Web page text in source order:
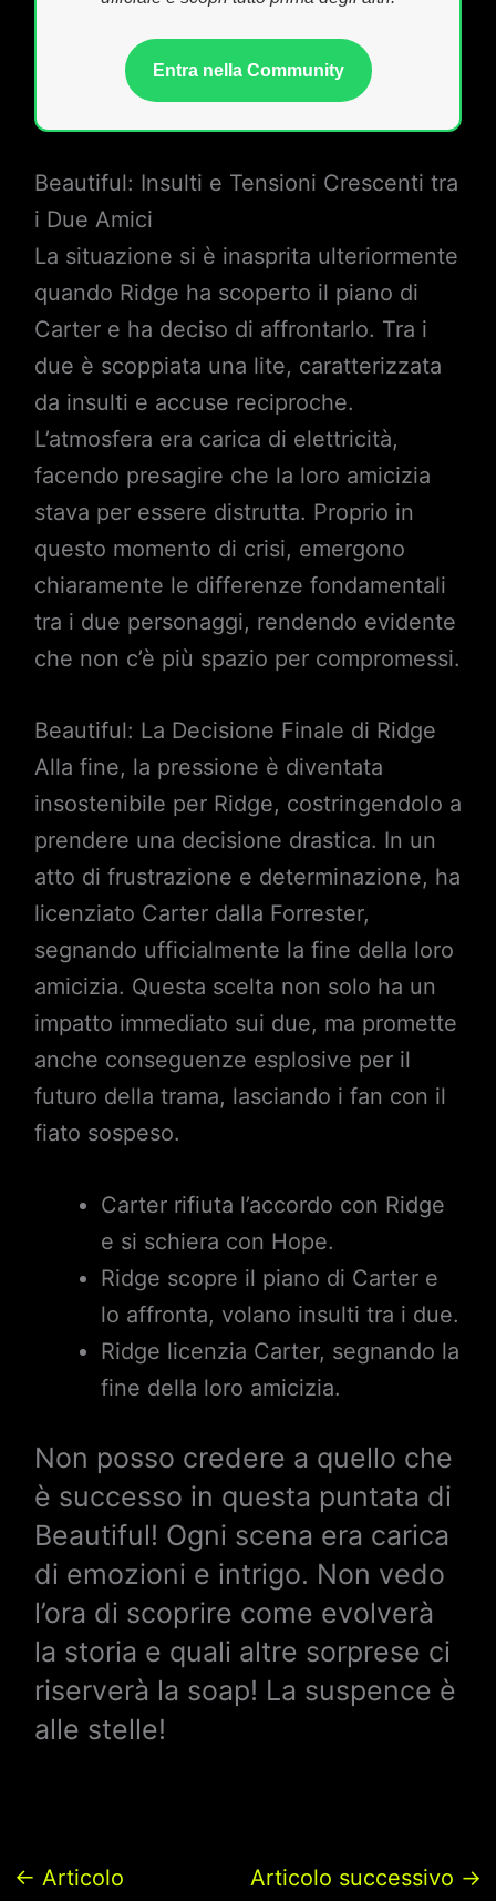
Entra nella Community
Beautiful: Insulti e Tensioni Crescenti tra
i Due Amici
La situazione si è inasprita ulteriormente
quando Ridge ha scoperto il piano di
Carter e ha deciso di affrontarlo. Tra i
due è scoppiata una lite, caratterizzata
da insulti e accuse reciproche.
L’atmosfera era carica di elettricità,
facendo presagire che la loro amicizia
stava per essere distrutta. Proprio in
questo momento di crisi, emergono
chiaramente le differenze fondamentali
tra i due personaggi, rendendo evidente
che non c’è più spazio per compromessi.
Beautiful: La Decisione Finale di Ridge
Alla fine, la pressione è diventata
insostenibile per Ridge, costringendolo a
prendere una decisione drastica. In un
atto di frustrazione e determinazione, ha
licenziato Carter dalla Forrester,
segnando ufficialmente la fine della loro
amicizia. Questa scelta non solo ha un
impatto immediato sui due, ma promette
anche conseguenze esplosive per il
futuro della trama, lasciando i fan con il
fiato sospeso.
Carter rifiuta l’accordo con Ridge
e si schiera con Hope.
Ridge scopre il piano di Carter e
lo affronta, volano insulti tra i due.
Ridge licenzia Carter, segnando la
fine della loro amicizia.
Non posso credere a quello che
è successo in questa puntata di
Beautiful! Ogni scena era carica
di emozioni e intrigo. Non vedo
l’ora di scoprire come evolverà
la storia e quali altre sorprese ci
riserverà la soap! La suspence è
alle stelle!
← Articolo
Articolo successivo →